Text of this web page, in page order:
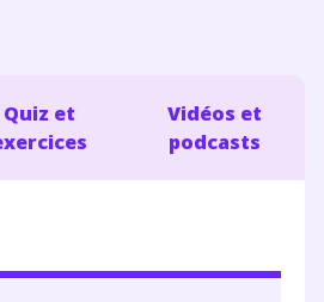
Quiz et
Vidéos et
podcasts